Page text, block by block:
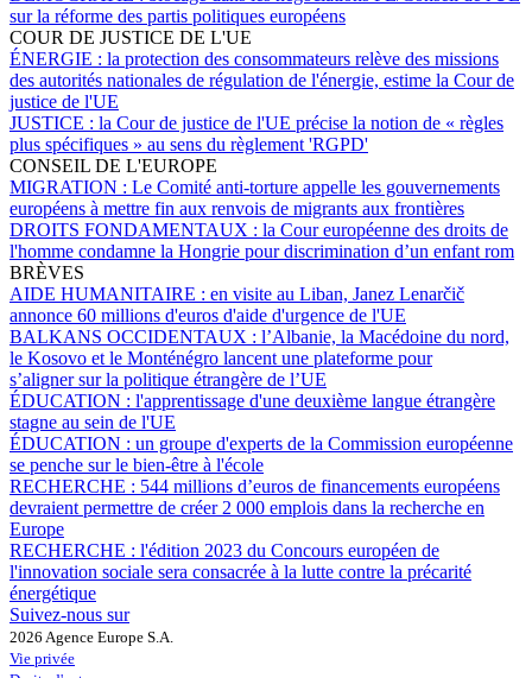
sur la réforme des partis politiques européens
COUR DE JUSTICE DE L'UE
ÉNERGIE : la protection des consommateurs relève des missions
des autorités nationales de régulation de l'énergie, estime la Cour de
justice de l'UE
JUSTICE : la Cour de justice de l'UE précise la notion de « règles
plus spécifiques » au sens du règlement 'RGPD'
CONSEIL DE L'EUROPE
MIGRATION : Le Comité anti-torture appelle les gouvernements
européens à mettre fin aux renvois de migrants aux frontières
DROITS FONDAMENTAUX : la Cour européenne des droits de
l'homme condamne la Hongrie pour discrimination d’un enfant rom
BRÈVES
AIDE HUMANITAIRE : en visite au Liban, Janez Lenarčič
annonce 60 millions d'euros d'aide d'urgence de l'UE
BALKANS OCCIDENTAUX : l’Albanie, la Macédoine du nord,
le Kosovo et le Monténégro lancent une plateforme pour
s’aligner sur la politique étrangère de l’UE
ÉDUCATION : l'apprentissage d'une deuxième langue étrangère
stagne au sein de l'UE
ÉDUCATION : un groupe d'experts de la Commission européenne
se penche sur le bien-être à l'école
RECHERCHE : 544 millions d’euros de financements européens
devraient permettre de créer 2 000 emplois dans la recherche en
Europe
RECHERCHE : l'édition 2023 du Concours européen de
l'innovation sociale sera consacrée à la lutte contre la précarité
énergétique
Suivez-nous sur
2026 Agence Europe S.A.
Vie privée